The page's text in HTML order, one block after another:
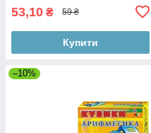
53,10 ₴ 59 ₴
Купити
–10%